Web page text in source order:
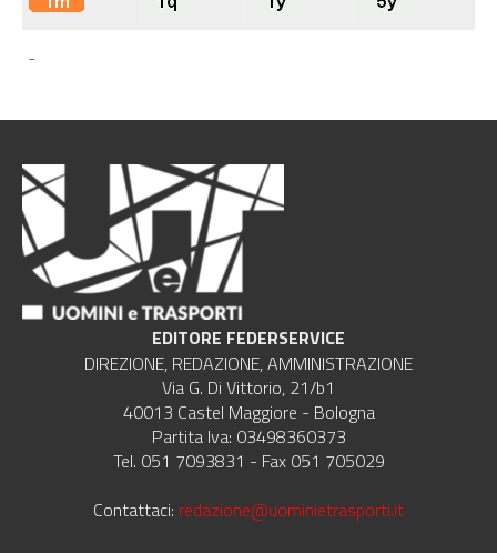
-
EDITORE FEDERSERVICE
DIREZIONE, REDAZIONE, AMMINISTRAZIONE
Via G. Di Vittorio, 21/b1
40013 Castel Maggiore - Bologna
Partita Iva: 03498360373
Tel. 051 7093831 - Fax 051 705029
Contattaci: redazione@uominietrasporti.it